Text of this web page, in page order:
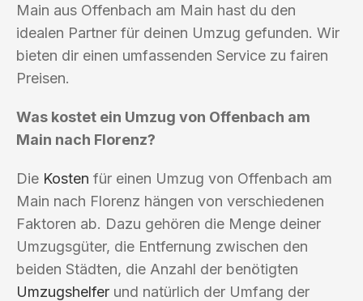
Main aus Offenbach am Main hast du den
idealen Partner für deinen Umzug gefunden. Wir
bieten dir einen umfassenden Service zu fairen
Preisen.
Was kostet ein Umzug von Offenbach am
Main nach Florenz?
Die Kosten für einen Umzug von Offenbach am
Main nach Florenz hängen von verschiedenen
Faktoren ab. Dazu gehören die Menge deiner
Umzugsgüter, die Entfernung zwischen den
beiden Städten, die Anzahl der benötigten
Umzugshelfer und natürlich der Umfang der